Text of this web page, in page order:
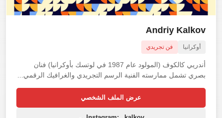
Andriy Kalkov
أوكرانيا فن تجريدي
أندريي كالكوف (المولود عام 1987 في لوتسك بأوكرانيا) فنان
بصري تشمل ممارسته الفنية الرسم التجريدي والغرافيك الرقمي...
عرض الملف الشخصي